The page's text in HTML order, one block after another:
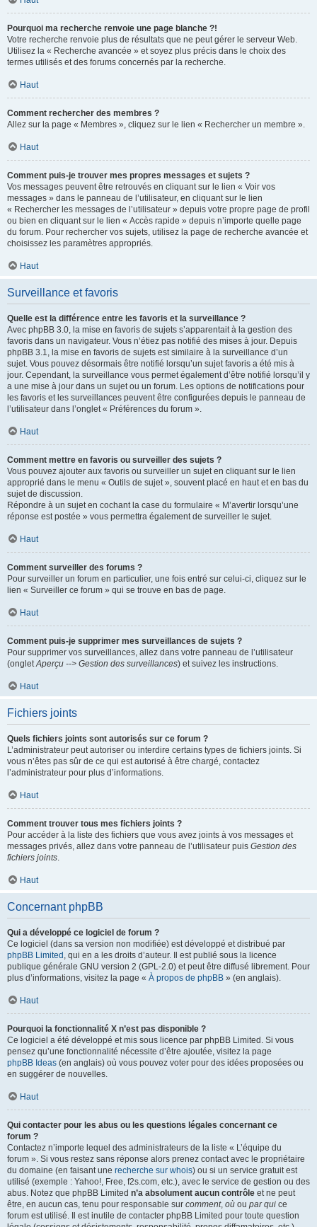
Pourquoi ma recherche renvoie une page blanche ?!
Votre recherche renvoie plus de résultats que ne peut gérer le serveur Web.
Utilisez la « Recherche avancée » et soyez plus précis dans le choix des
termes utilisés et des forums concernés par la recherche.
Haut
Comment rechercher des membres ?
Allez sur la page « Membres », cliquez sur le lien « Rechercher un membre ».
Haut
Comment puis-je trouver mes propres messages et sujets ?
Vos messages peuvent être retrouvés en cliquant sur le lien « Voir vos
messages » dans le panneau de l’utilisateur, en cliquant sur le lien
« Rechercher les messages de l’utilisateur » depuis votre propre page de profil
ou bien en cliquant sur le lien « Accès rapide » depuis n’importe quelle page
du forum. Pour rechercher vos sujets, utilisez la page de recherche avancée et
choisissez les paramètres appropriés.
Haut
Surveillance et favoris
Quelle est la différence entre les favoris et la surveillance ?
Avec phpBB 3.0, la mise en favoris de sujets s’apparentait à la gestion des
favoris dans un navigateur. Vous n’étiez pas notifié des mises à jour. Depuis
phpBB 3.1, la mise en favoris de sujets est similaire à la surveillance d’un
sujet. Vous pouvez désormais être notifié lorsqu’un sujet favoris a été mis à
jour. Cependant, la surveillance vous permet également d’être notifié lorsqu’il y
a une mise à jour dans un sujet ou un forum. Les options de notifications pour
les favoris et les surveillances peuvent être configurées depuis le panneau de
l’utilisateur dans l’onglet « Préférences du forum ».
Haut
Comment mettre en favoris ou surveiller des sujets ?
Vous pouvez ajouter aux favoris ou surveiller un sujet en cliquant sur le lien
approprié dans le menu « Outils de sujet », souvent placé en haut et en bas du
sujet de discussion.
Répondre à un sujet en cochant la case du formulaire « M’avertir lorsqu’une
réponse est postée » vous permettra également de surveiller le sujet.
Haut
Comment surveiller des forums ?
Pour surveiller un forum en particulier, une fois entré sur celui-ci, cliquez sur le
lien « Surveiller ce forum » qui se trouve en bas de page.
Haut
Comment puis-je supprimer mes surveillances de sujets ?
Pour supprimer vos surveillances, allez dans votre panneau de l’utilisateur
(ongletAperçu --> Gestion des surveillances) et suivez les instructions.
Haut
Fichiers joints
Quels fichiers joints sont autorisés sur ce forum ?
L’administrateur peut autoriser ou interdire certains types de fichiers joints. Si
vous n’êtes pas sûr de ce qui est autorisé à être chargé, contactez
l’administrateur pour plus d’informations.
Haut
Comment trouver tous mes fichiers joints ?
Pour accéder à la liste des fichiers que vous avez joints à vos messages et
messages privés, allez dans votre panneau de l’utilisateur puis Gestion des
fichiers joints.
Haut
Concernant phpBB
Qui a développé ce logiciel de forum ?
Ce logiciel (dans sa version non modifiée) est développé et distribué par
phpBB Limited , qui en a les droits d’auteur. Il est publié sous la licence
publique générale GNU version 2 (GPL-2.0) et peut être diffusé librement. Pour
plus d’informations, visitez la page « À propos de phpBB » (en anglais).
Haut
Pourquoi la fonctionnalité X n’est pas disponible ?
Ce logiciel a été développé et mis sous licence par phpBB Limited. Si vous
pensez qu’une fonctionnalité nécessite d’être ajoutée, visitez la page
phpBB Ideas (en anglais) où vous pouvez voter pour des idées proposées ou
en suggérer de nouvelles.
Haut
Qui contacter pour les abus ou les questions légales concernant ce
forum ?
Contactez n’importe lequel des administrateurs de la liste « L’équipe du
forum ». Si vous restez sans réponse alors prenez contact avec le propriétaire
du domaine (en faisant une recherche sur whois) ou si un service gratuit est
utilisé (exemple : Yahoo!, Free, f2s.com, etc.), avec le service de gestion ou des
abus. Notez que phpBB Limited n’a absolument aucun contrôle et ne peut
être, en aucun cas, tenu pour responsable sur comment, où ou par qui ce
forum est utilisé. Il est inutile de contacter phpBB Limited pour toute question